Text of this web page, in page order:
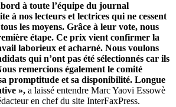
à toute l’équipe du journal
à nos lecteurs et lectrices qui ne cessent
les moyens. Grâce à leur vote, nous
étape. Ce prix vient confirmer la
laborieux et acharné. Nous voulons
qui n’ont pas été sélectionnés car ils
remercions également le comité
promptitude et sa disponibilité. Longue
», a laissé entendre Marc Yaovi Essowè
en chef du site InterFaxPress.